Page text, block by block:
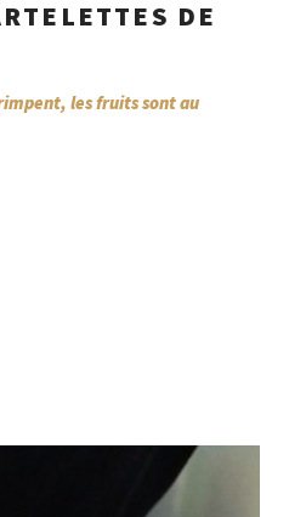
DE
les fruits sont au